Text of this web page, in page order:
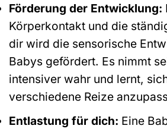
Förderung der Entwicklung:
Körperkontakt und die
dir wird die sensorische
Babys gefördert. Es nimmt
intensiver wahr und lernt,
verschiedene Reize
Entlastung für dich: Eine